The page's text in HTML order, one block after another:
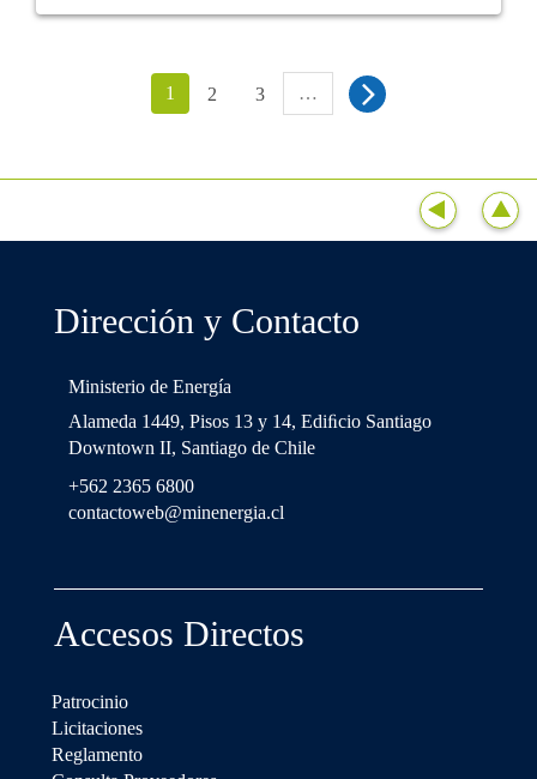
1 2 3 …
Dirección y Contacto
Ministerio de Energía
Alameda 1449, Pisos 13 y 14, Ediﬁcio Santiago
Downtown II, Santiago de Chile
+562 2365 6800
contactoweb@minenergia.cl
Accesos Directos
Patrocinio
Licitaciones
Reglamento